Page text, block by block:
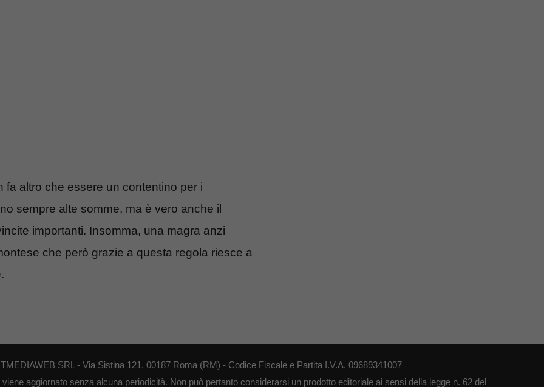
altro che essere un contentino per i
sempre alte somme, ma è vero anche il
importanti. Insomma, una magra anzi
che però grazie a questa regola riesce a
SRL - Via Sistina 121, 00187 Roma (RM) - Codice Fiscale e Partita I.V.A. 09689341007
aggiornato senza alcuna periodicità. Non può pertanto considerarsi un prodotto editoriale ai sensi della legge n. 62 del